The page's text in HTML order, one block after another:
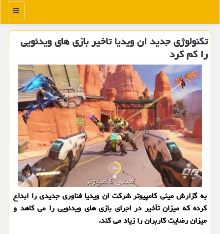
منو
تكنولوژی جدید ان ویدیا تاخیر بازی های ویدئویی
را كم كرد
به گزارش مینی کامپیوتر شرکت ان ویدیا فناوری جدیدی را ابداع
کرده که میزان تأخیر در اجرای بازی های ویدئویی را می کاهد و
میزان رضایت کاربران را زیاد می کند.